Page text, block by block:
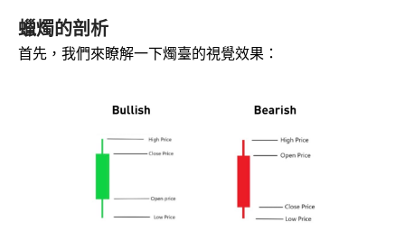
蠟燭的剖析
首先，我們來瞭解一下燭臺的視覺效果：